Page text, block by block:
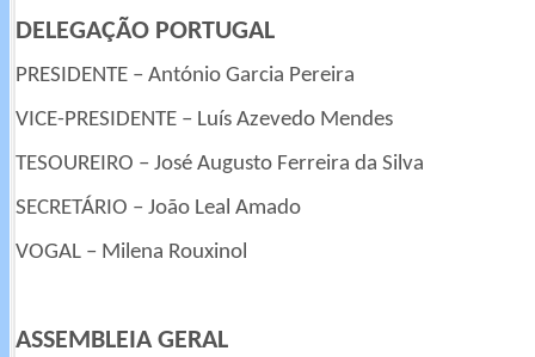
DELEGAÇÃO PORTUGAL
PRESIDENTE – António Garcia Pereira
VICE-PRESIDENTE – Luís Azevedo Mendes
TESOUREIRO – José Augusto Ferreira da Silva
SECRETÁRIO – João Leal Amado
VOGAL – Milena Rouxinol
ASSEMBLEIA GERAL